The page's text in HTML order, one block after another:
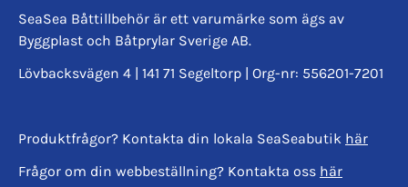
SeaSea Båttillbehör är ett varumärke som ägs av
Byggplast och Båtprylar Sverige AB.
Lövbacksvägen 4 | 141 71 Segeltorp | Org-nr: 556201-7201
Produktfrågor? Kontakta din lokala SeaSeabutik här
Frågor om din webbeställning? Kontakta oss här